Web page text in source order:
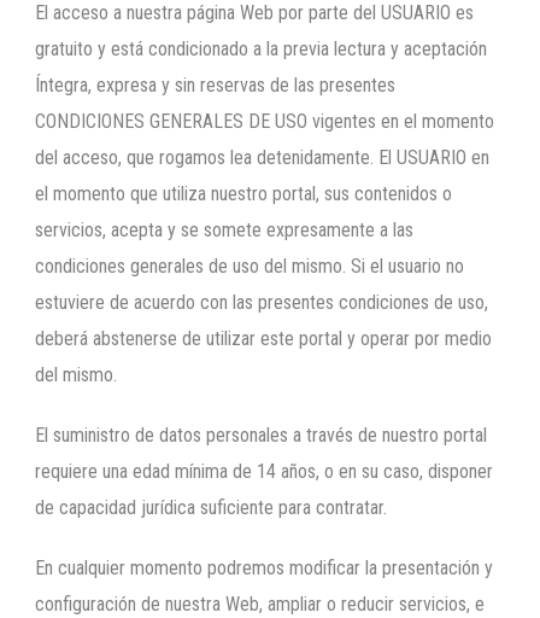
El acceso a nuestra página Web por parte del USUARIO es
gratuito y está condicionado a la previa lectura y aceptación
Íntegra, expresa y sin reservas de las presentes
CONDICIONES GENERALES DE USO vigentes en el momento
del acceso, que rogamos lea detenidamente. El USUARIO en
el momento que utiliza nuestro portal, sus contenidos o
servicios, acepta y se somete expresamente a las
condiciones generales de uso del mismo. Si el usuario no
estuviere de acuerdo con las presentes condiciones de uso,
deberá abstenerse de utilizar este portal y operar por medio
del mismo.
El suministro de datos personales a través de nuestro portal
requiere una edad mínima de 14 años, o en su caso, disponer
de capacidad jurídica suficiente para contratar.
En cualquier momento podremos modificar la presentación y
configuración de nuestra Web, ampliar o reducir servicios, e